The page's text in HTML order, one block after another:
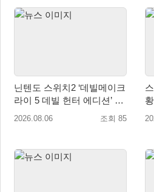
닌텐도 스위치2 ‘데빌메이크
라이 5 데빌 헌터 에디션’ 패
키지 제품 8월 7일 예약판매
2026.08.06 조회 85
스